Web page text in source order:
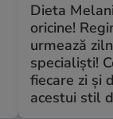
Dieta
oricine!
urmează
specialiști!
fiecare zi și
acestui stil